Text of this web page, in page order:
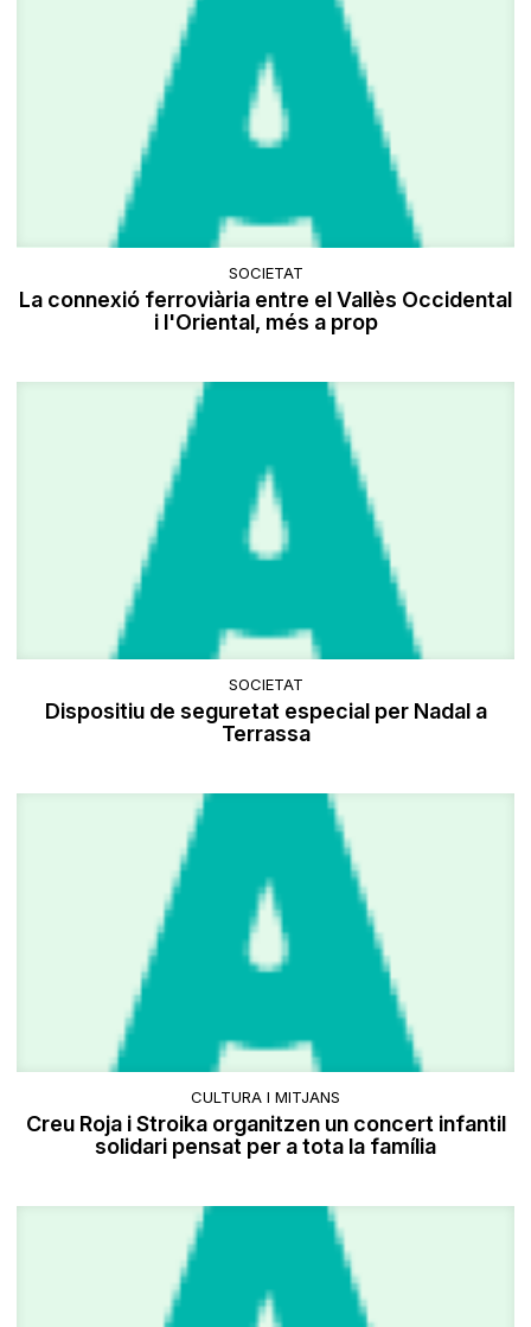
SOCIETAT
La connexió ferroviària entre el Vallès Occidental
i l'Oriental, més a prop
SOCIETAT
Dispositiu de seguretat especial per Nadal a
Terrassa
CULTURA I MITJANS
Creu Roja i Stroika organitzen un concert infantil
solidari pensat per a tota la família